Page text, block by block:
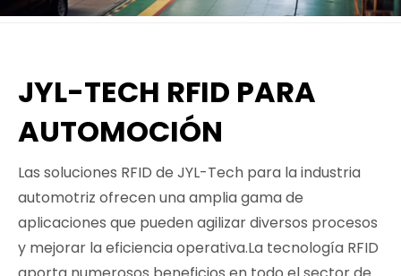
JYL-TECH RFID PARA
AUTOMOCIÓN
Las soluciones RFID de JYL-Tech para la industria
automotriz ofrecen una amplia gama de
aplicaciones que pueden agilizar diversos procesos
y mejorar la eficiencia operativa.La tecnología RFID